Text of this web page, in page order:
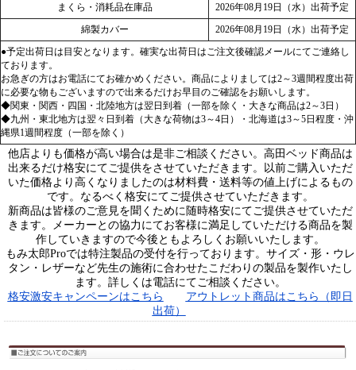
まくら・消耗品在庫品
2026年08月19日（水）出荷予定
綿製カバー
2026年08月19日（水）出荷予定
●予定出荷日は目安となります。確実な出荷日はご注文後確認メールにてご連絡し
ております。
お急ぎの方はお電話にてお確かめください。商品によりましては2～3週間程度出荷
に必要な物もございますので出来るだけお早目のご確認をお願いします。
◆関東・関西・四国・北陸地方は翌日到着（一部を除く・大きな商品は2～3日）
◆九州・東北地方は翌々日到着（大きな荷物は3～4日）・北海道は3～5日程度・沖
縄県1週間程度（一部を除く）
他店よりも価格が高い場合は是非ご相談ください。高田ベッド商品は
出来るだけ格安にてご提供をさせていただきます。以前ご購入いただ
いた価格より高くなりましたのは材料費・送料等の値上げによるもの
です。なるべく格安にてご提供させていただきます。
新商品は皆様のご意見を聞くために随時格安にてご提供させていただ
きます。メーカーとの協力にてお客様に満足していただける商品を製
作していきますので今後ともよろしくお願いいたします。
もみ太郎Proでは特注製品の受付を行っております。サイズ・形・ウレ
タン・レザーなど先生の施術に合わせたこだわりの製品を製作いたし
ます。詳しくは電話にてご相談ください。
格安激安キャンペーンはこちら
アウトレット商品はこちら（即日
出荷）